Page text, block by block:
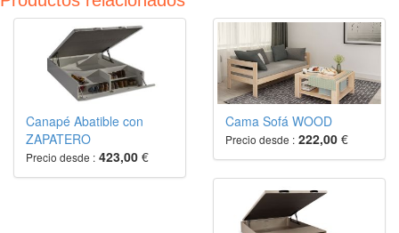
Canapé Abatible con
ZAPATERO
Precio desde : 423,00 €
Cama Sofá WOOD
Precio desde : 222,00 €